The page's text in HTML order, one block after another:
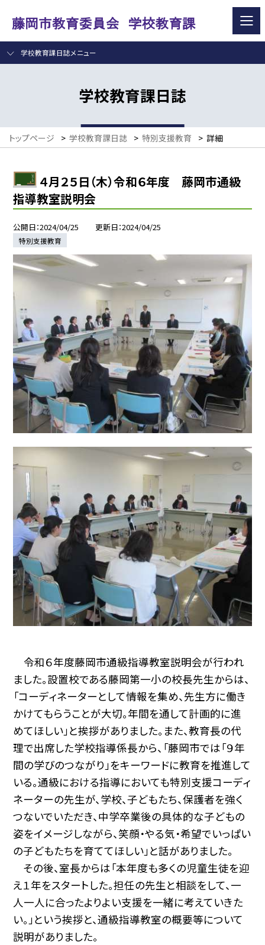
学校教育課日誌メニュー
学校教育課日誌
トップページ > 学校教育課日誌 > 特別支援教育 > 詳細
４月２５日（木）令和６年度 藤岡市通級
指導教室説明会
公開日 2024/04/25 更新日 2024/04/25
特別支援教育
令和６年度藤岡市通級指導教室説明会が行われ
ました。設置校である藤岡第一小の校長先生からは、
「コーディネーターとして情報を集め、先生方に働き
かけてもらうことが大切。年間を通して計画的に進
めてほしい」と挨拶がありました。また、教育長の代
理で出席した学校指導係長から、「藤岡市では「９年
間の学びのつながり」をキーワードに教育を推進して
いる。通級における指導においても特別支援コーディ
ネーターの先生が、学校、子どもたち、保護者を強く
つないでいただき、中学卒業後の具体的な子どもの
姿をイメージしながら、笑顔・やる気・希望でいっぱい
の子どもたちを育ててほしい」と話がありました。
その後、室長からは「本年度も多くの児童生徒を迎
え１年をスタートした。担任の先生と相談をして、一
人一人に合ったよりよい支援を一緒に考えていきた
い。」という挨拶と、通級指導教室の概要等について
説明がありました。